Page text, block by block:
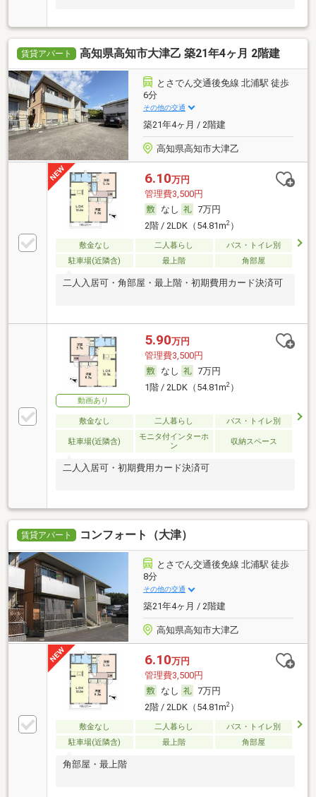
賃貸アパート 高知県高知市大津乙 築21年4ヶ月 2階建
とさでん交通後免線 北浦駅 徒歩
6分
その他の交通
築21年4ヶ月 / 2階建
高知県高知市大津乙
6.10万円
管理費3,500円
なし
7万円
2階 / 2LDK（54.81m2）
敷金なし 二人暮らし
バス・トイレ別
駐車場(近隣含)
最上階 角部屋
二人入居可・角部屋・最上階・初期費用カード決済可
動画あり
5.90万円
管理費3,500円
なし
7万円
1階 / 2LDK（54.81m2）
敷金なし 二人暮らし バス・トイレ別
駐車場(近隣含)
モニタ付インターホ
ン
収納スペース
二人入居可・初期費用カード決済可
賃貸アパート コンフォート（大津）
とさでん交通後免線 北浦駅 徒歩
8分
その他の交通
築21年4ヶ月 / 2階建
高知県高知市大津乙
6.10万円
管理費3,500円
なし
7万円
2階 / 2LDK（54.81m2）
敷金なし 二人暮らし
バス・トイレ別
駐車場(近隣含)
最上階 角部屋
角部屋・最上階